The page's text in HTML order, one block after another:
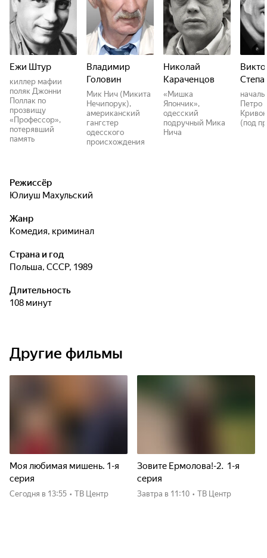
Ежи Штур
киллер мафии
поляк Джонни
Поллак по
прозвищу
«Профессор»,
потерявший
память
Владимир
Головин
Мик Нич (Микита
Нечипорук),
американский
гангстер
одесского
происхождения
Николай
Караченцов
«Мишка
Япончик»,
одесский
подручный Мика
Нича
Петро
(под
Режиссёр
Юлиуш Махульский
Жанр
комедия, криминал
Страна и год
Польша, СССР, 1989
Длительность
108 минут
Другие фильмы
Моя любимая мишень. 1-я
серия
Сегодня в 13:55 • ТВ Центр
Зовите Ермолова!-2. 1-я
серия
Завтра в 11:10 • ТВ Центр